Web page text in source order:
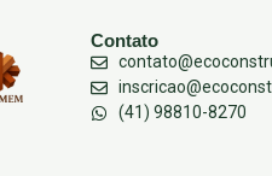
Contato
(41) 98810-8270